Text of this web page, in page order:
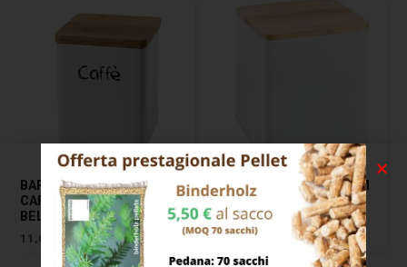
BARATTOLO CERAMICA
CAFFE’ 10×10 H 13
BELLINTAVOLA
11,00
BARATTOLO CC 1000 CM
10×10 H 14,5 ONLINE
TESCOMA
17,00€